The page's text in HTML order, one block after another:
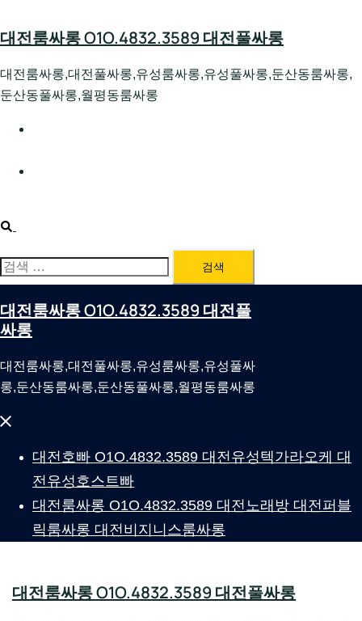
to
대전룸싸롱 O1O.4832.3589 대전풀싸롱
대전룸싸롱,대전풀싸롱,유성룸싸롱,유성풀싸롱,둔산동룸싸롱,
둔산동풀싸롱,월평동룸싸롱
Search
검
색:
대전룸싸롱 O1O.4832.3589 대전풀
싸롱
대전룸싸롱,대전풀싸롱,유성룸싸롱,유성풀싸
롱,둔산동룸싸롱,둔산동풀싸롱,월평동룸싸롱
Close
대전호빠 O1O.4832.3589 대전유성텍가라오케 대
전유성호스트빠
대전룸싸롱 O1O.4832.3589 대전노래방 대전퍼블
릭룸싸롱 대전비지니스룸싸롱
대전룸싸롱 O1O.4832.3589 대전풀싸롱